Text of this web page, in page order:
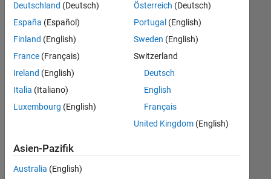
können
die
Suchkriterien
weiter
fassen
oder
alle
Stellenangebote
anzeigen .
noch
keine
Deutschland (Deutsch)
España (Español)
Finland (English)
France (Français)
Ireland (English)
Italia (Italiano)
Luxembourg (English)
Österreich (Deutsch)
Portugal (English)
Sweden (English)
Switzerland
Deutsch
English
Français
United Kingdom(English)
Asien-Pazifik
Australia (English)